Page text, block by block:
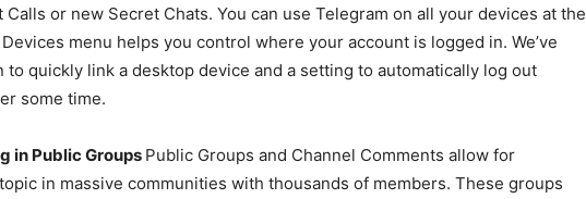
Calls or new Secret Chats. You can use Telegram on all your devices at the
menu helps you control where your account is logged in. We’ve
to quickly link a desktop device and a setting to automatically log out
some time.
in Public Groups Public Groups and Channel Comments allow for
in massive communities with thousands of members. These groups